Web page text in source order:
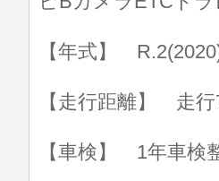
【年式】
【走行距離】 走行
【車検】 1年車検